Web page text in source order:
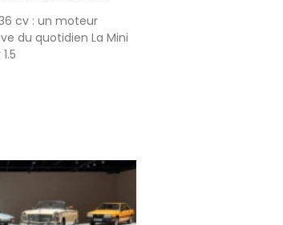
cv : un moteur
du quotidien La Mini